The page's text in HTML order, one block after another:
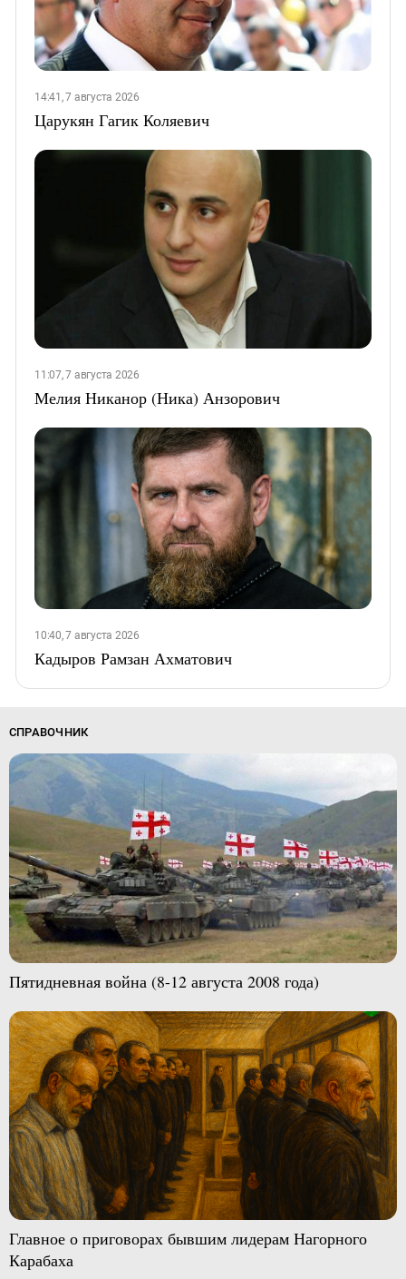
14:41, 7 августа 2026
Царукян Гагик Коляевич
11:07, 7 августа 2026
Мелия Никанор (Ника) Анзорович
10:40, 7 августа 2026
Кадыров Рамзан Ахматович
СПРАВОЧНИК
Пятидневная война (8-12 августа 2008 года)
Главное о приговорах бывшим лидерам Нагорного
Карабаха